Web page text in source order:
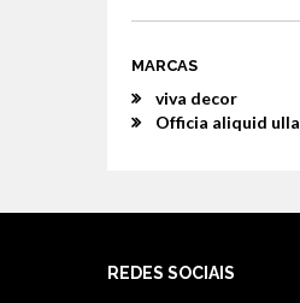
MARCAS
viva decor
Officia aliquid ulla
REDES SOCIAIS